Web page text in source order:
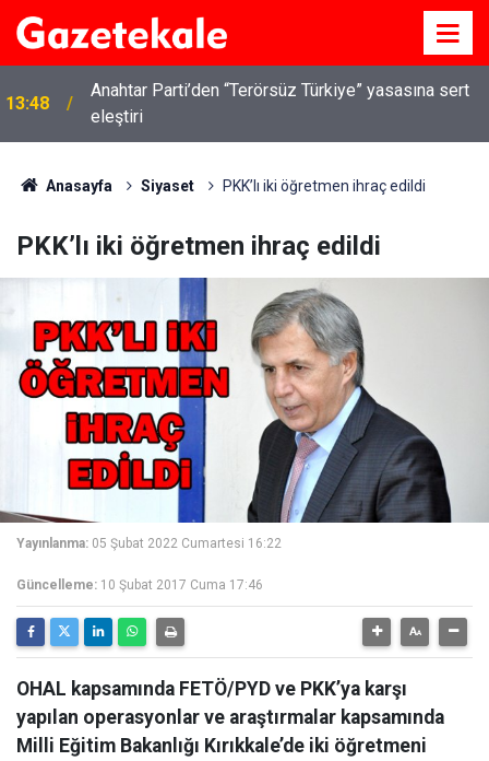
13:48
Anahtar Parti’den “Terörsüz Türkiye” yasasına sert
eleştiri
Anasayfa Siyaset PKK’lı iki öğretmen ihraç edildi
PKK’lı iki öğretmen ihraç edildi
Yayınlanma: 05 Şubat 2022 Cumartesi 16:22
Güncelleme: 10 Şubat 2017 Cuma 17:46
OHAL kapsamında FETÖ/PYD ve PKK’ya karşı
yapılan operasyonlar ve araştırmalar kapsamında
Milli Eğitim Bakanlığı Kırıkkale’de iki öğretmeni